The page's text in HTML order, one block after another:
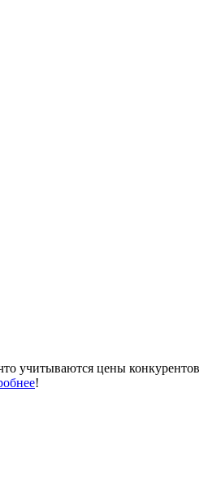
учитываются цены конкурентов
!